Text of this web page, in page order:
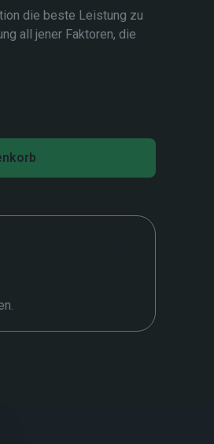
die beste Leistung zu
all jener Faktoren, die